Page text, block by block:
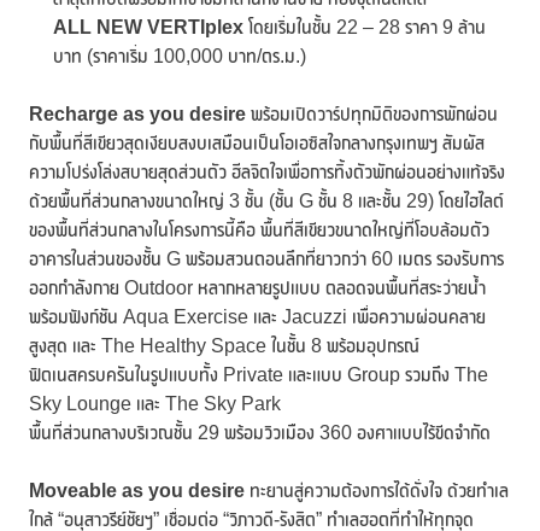
ALL NEW VERTIplex โดยเริ่มในชั้น 22 – 28 ราคา 9 ล้าน
บาท (ราคาเริ่ม 100,000 บาท/ตร.ม.)
Recharge as you desire พร้อมเปิดวาร์ปทุกมิติของการพักผ่อน
กับพื้นที่สีเขียวสุดเงียบสงบเสมือนเป็นโอเอซิสใจกลางกรุงเทพฯ สัมผัส
ความโปร่งโล่งสบายสุดส่วนตัว ฮีลจิตใจเพื่อการทิ้งตัวพักผ่อนอย่างแท้จริง
ด้วยพื้นที่ส่วนกลางขนาดใหญ่ 3 ชั้น (ชั้น G ชั้น 8 และชั้น 29) โดยไฮไลต์
ของพื้นที่ส่วนกลางในโครงการนี้คือ พื้นที่สีเขียวขนาดใหญ่ที่โอบล้อมตัว
อาคารในส่วนของชั้น G พร้อมสวนตอนลึกที่ยาวกว่า 60 เมตร รองรับการ
ออกกำลังกาย Outdoor หลากหลายรูปแบบ ตลอดจนพื้นที่สระว่ายน้ำ
พร้อมฟังก์ชัน Aqua Exercise และ Jacuzzi เพื่อความผ่อนคลาย
สูงสุด และ The Healthy Space ในชั้น 8 พร้อมอุปกรณ์
ฟิตเนสครบครันในรูปแบบทั้ง Private และแบบ Group รวมถึง The
Sky Lounge และ The Sky Park
พื้นที่ส่วนกลางบริเวณชั้น 29 พร้อมวิวเมือง 360 องศาแบบไร้ขีดจำกัด
Moveable as you desire ทะยานสู่ความต้องการได้ดั่งใจ ด้วยทำเล
ใกล้ “อนุสาวรีย์ชัยฯ” เชื่อมต่อ “วิภาวดี-รังสิต” ทำเลฮอตที่ทำให้ทุกจุด